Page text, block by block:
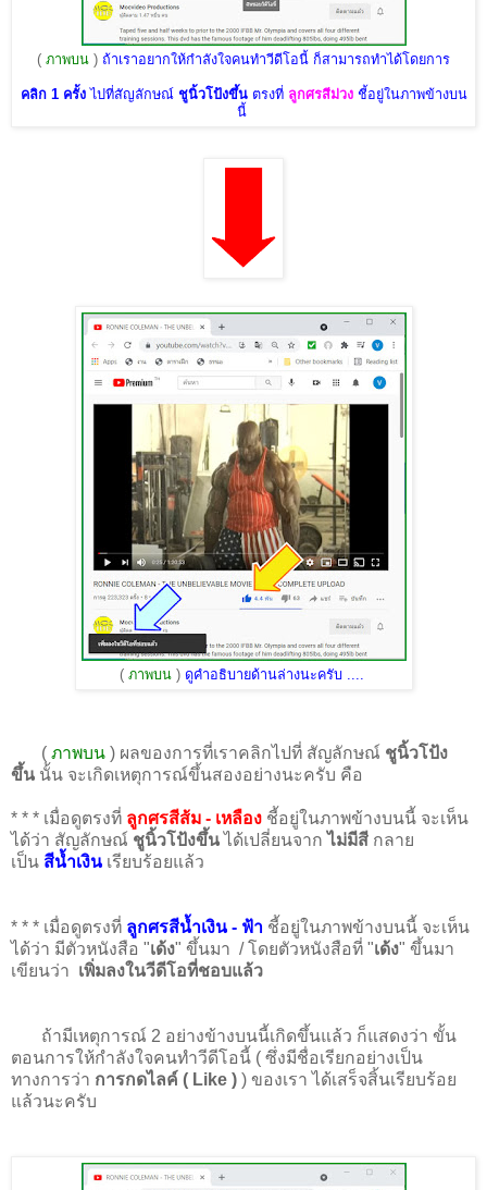
( ภาพบน ) ถ้าเราอยากให้กำลังใจคนทำวีดีโอนี้ ก็สามารถทำได้โดยการ
คลิก 1 ครั้งไปที่สัญลักษณ์ ชูนิ้วโป้งขึ้นตรงที่ ลูกศรสีม่วงชี้อยู่ในภาพข้างบน
นี้
( ภาพบน)ดูคำอธิบายด้านล่างนะครับ ....
( ภาพบน ) ผลของการที่เราคลิกไปที่ สัญลักษณ์ ชูนิ้วโป้ง
ขึ้น นั้น จะเกิดเหตุการณ์ขึ้นสองอย่างนะครับ คือ
* * * เมื่อดูตรงที่ ลูกศรสีส้ม - เหลือง ชี้อยู่ในภาพข้างบนนี้ จะเห็น
ได้ว่า สัญลักษณ์ ชูนิ้วโป้งขึ้นได้เปลี่ยนจากไม่มีสี กลาย
เป็น สีน้ำเงิน เรียบร้อยแล้ว
* * * เมื่อดูตรงที่ ลูกศรสีน้ำเงิน - ฟ้า ชี้อยู่ในภาพข้างบนนี้ จะเห็น
ได้ว่า มีตัวหนังสือ "เด้ง" ขึ้นมา / โดยตัวหนังสือที่ "เด้ง" ขึ้นมา
เขียนว่า เพิ่มลงในวีดีโอที่ชอบแล้ว
ถ้ามีเหตุการณ์ 2 อย่างข้างบนนี้เกิดขึ้นแล้ว ก็แสดงว่า ขั้น
ตอนการให้กำลังใจคนทำวีดีโอนี้ ( ซึ่งมีชื่อเรียกอย่างเป็น
ทางการว่า การกดไลค์ ( Like ) ) ของเรา ได้เสร็จสิ้นเรียบร้อย
แล้วนะครับ